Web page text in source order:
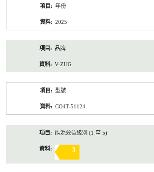
年份
2025
品牌
V-ZUG
型號
CO4T-51124
能源效益級別 (1 至 5)
3